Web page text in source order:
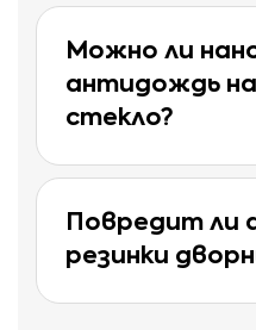
Можно ли
антидождь на
стекло?
Повредит ли
резинки